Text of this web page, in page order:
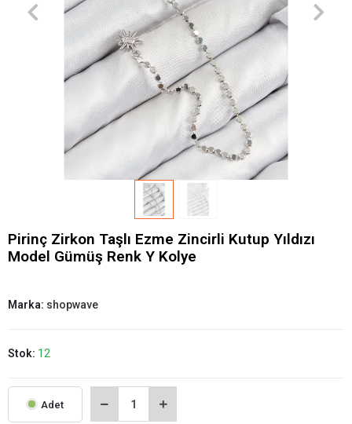
Pirinç Zirkon Taşlı Ezme Zincirli Kutup Yıldızı
Model Gümüş Renk Y Kolye
Marka: shopwave
Stok: 12
Adet